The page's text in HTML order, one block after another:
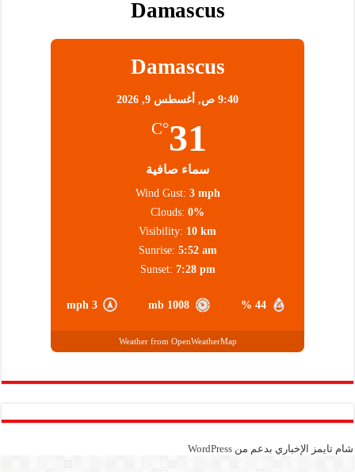
Damascus
Damascus
9:40 ص, أغسطس 9, 2026
31
°C
سماء صافية
44 %
1008 mb
3 mph
Wind Gust: 3 mph
Clouds: 0%
Visibility: 10 km
Sunrise: 5:52 am
Sunset: 7:28 pm
Weather from OpenWeatherMap
شام تايمز الإخباري بدعم منWordPress